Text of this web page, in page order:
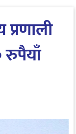
रुपैयाँ